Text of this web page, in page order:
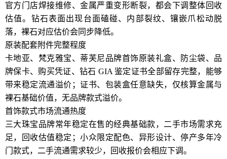
官方门店焊接维修、金属严重变形断裂，都会下调整体回收
估值。钻石表面出现台面磕碰、内部裂纹、镶嵌爪松动脱
落，裸石对应估价会同步降低。
原装配套附件完整程度
卡地亚、梵克雅宝、蒂芙尼品牌首饰原装礼盒、防尘袋、品
牌保卡、购买凭证、钻石 GIA 鉴定证书全部留存完整，能够
带来稳定流通溢价；证书、包装盒任意缺失，仅核算金属与
裸石基础价值，无品牌款式溢价。
首饰款式市场流通热度
三大珠宝品牌常年稳定在售的经典基础款，二手市场需求充
足，回收估值稳定；小众限定配色、异形设计、停产多年冷
门款式，二手流通需求较少，回收报价会相应下调。